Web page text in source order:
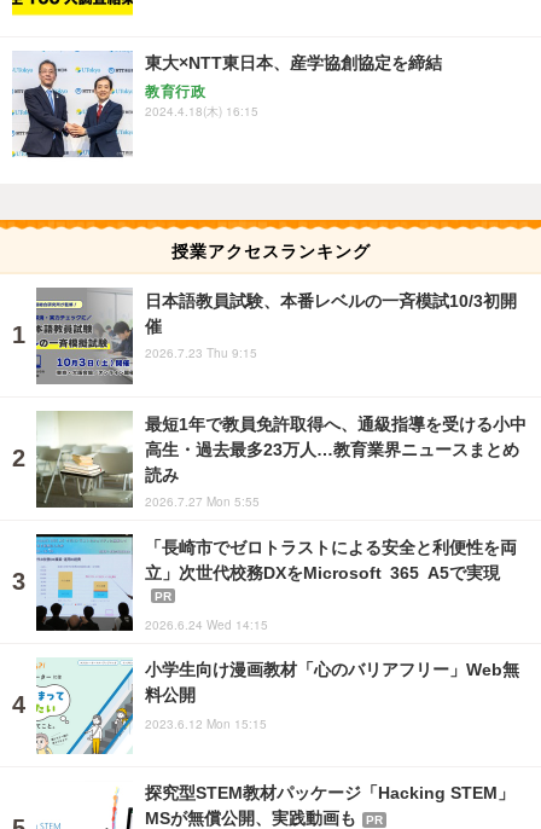
東大×NTT東日本、産学協創協定を締結
教育行政
2024.4.18(木) 16:15
授業アクセスランキング
日本語教員試験、本番レベルの一斉模試10/3初開
催
2026.7.23 Thu 9:15
最短1年で教員免許取得へ、通級指導を受ける小中
高生・過去最多23万人…教育業界ニュースまとめ
読み
2026.7.27 Mon 5:55
「長崎市でゼロトラストによる安全と利便性を両
立」次世代校務DXをMicrosoft 365 A5で実現
PR
2026.6.24 Wed 14:15
小学生向け漫画教材「心のバリアフリー」Web無
料公開
2023.6.12 Mon 15:15
探究型STEM教材パッケージ「Hacking STEM」
MSが無償公開、実践動画も
PR